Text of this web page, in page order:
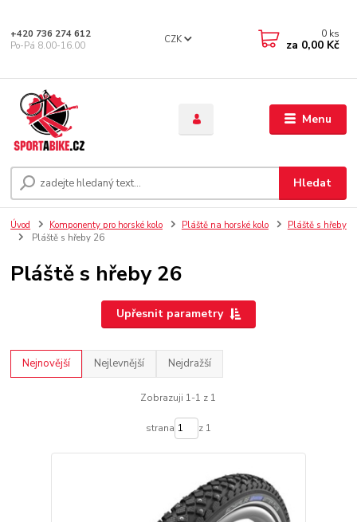
Menu
CZK
Hledat
+420 736 274 612
Po-Pá 8.00-16.00
0 ks
za 0,00 Kč
Úvod Komponenty pro horské kolo Pláště na horské kolo
Pláště s hřeby
Pláště s hřeby 26
Pláště s hřeby 26
Upřesnit parametry
Nejnovější Nejlevnější Nejdražší
Zobrazuji 1-1 z 1
strana z 1